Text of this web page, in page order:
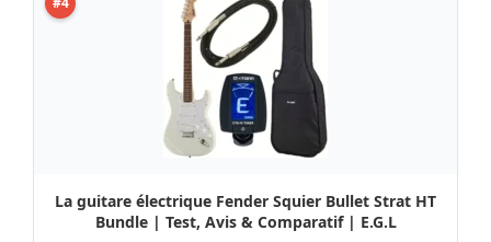
La guitare électrique Fender Squier Bullet Strat HT
Bundle | Test, Avis & Comparatif | E.G.L